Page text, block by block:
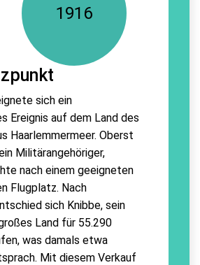
1916
sich ein
Ereignis auf dem Land des
Haarlemmermeer. Oberst
Militärangehöriger,
nach einem geeigneten
Flugplatz. Nach
sich Knibbe, sein
Land für 55.290
was damals etwa
Mit diesem Verkauf